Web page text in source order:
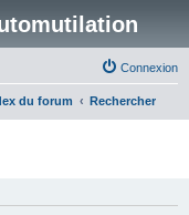
Connexion
du forum Rechercher